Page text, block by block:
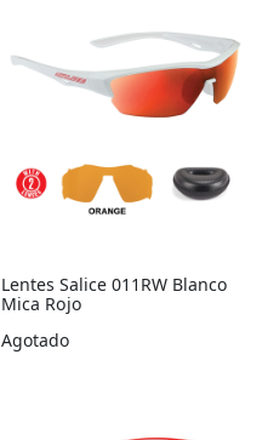
Lentes Salice 011RW Blanco
Mica Rojo
Agotado